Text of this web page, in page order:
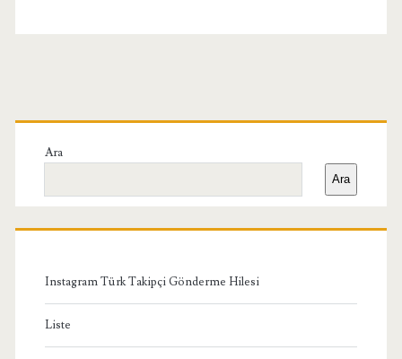
Birincil
Yan
Menü
Ara
Ara
Instagram Türk Takipçi Gönderme Hilesi
Liste